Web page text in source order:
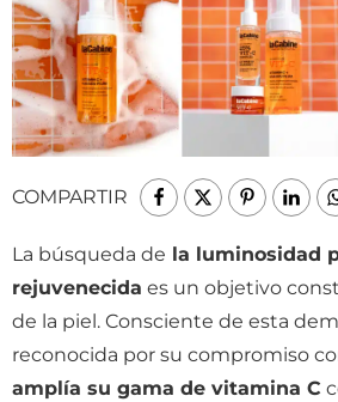
COMPARTIR
La búsqueda de la luminosidad
rejuvenecida es un objetivo
de la piel. Consciente de esta
reconocida por su compromiso
amplía su gama de vitamina C